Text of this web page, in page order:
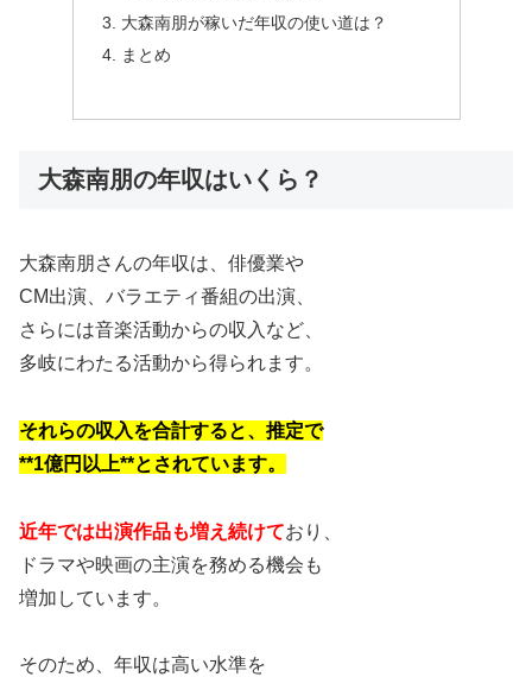
大森南朋が稼いだ年収の使い道は？
まとめ
大森南朋の年収はいくら？
大森南朋さんの年収は、俳優業や
CM出演、バラエティ番組の出演、
さらには音楽活動からの収入など、
多岐にわたる活動から得られます。
それらの収入を合計すると、推定で
**1億円以上**とされています。
近年では出演作品も増え続けており、
ドラマや映画の主演を務める機会も
増加しています。
そのため、年収は高い水準を